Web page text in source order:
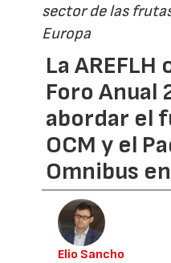
sector de las
Europa
La
Foro Anual
abordar el
OCM y el
Omnibus
Elio Sancho